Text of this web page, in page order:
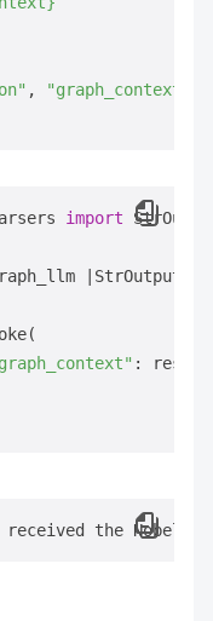
, "graph_context"
import
:
the Nobel